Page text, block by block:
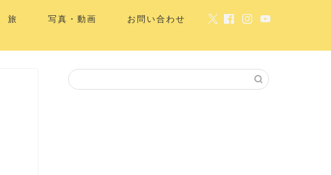
旅 写真・動画 お問い合わせ